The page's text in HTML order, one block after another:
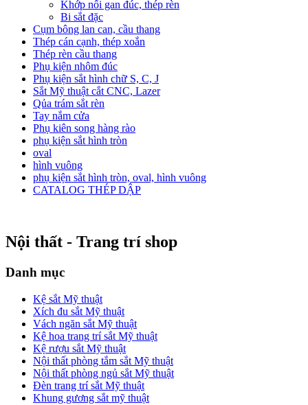
Khớp nối gan đúc, thép rèn
Bi sắt đặc
Cụm bông lan can, cầu thang
Thép cán cạnh, thép xoắn
Thép rèn cầu thang
Phụ kiện nhôm đúc
Phụ kiện sắt hình chữ S, C, J
Sắt Mỹ thuật cắt CNC, Lazer
Qủa trám sắt rèn
Tay nắm cửa
Phụ kiên song hàng rào
phụ kiện sắt hình tròn
oval
hình vuông
phụ kiện sắt hình tròn, oval, hình vuông
CATALOG THÉP DẬP
Nội thất - Trang trí shop
Danh mục
Kệ sắt Mỹ thuật
Xích đu sắt Mỹ thuật
Vách ngăn sắt Mỹ thuật
Kệ hoa trang trí sắt Mỹ thuật
Kệ rượu sắt Mỹ thuật
Nội thất phòng tắm sắt Mỹ thuật
Nội thất phòng ngủ sắt Mỹ thuật
Đèn trang trí sắt Mỹ thuật
Khung gương sắt mỹ thuật